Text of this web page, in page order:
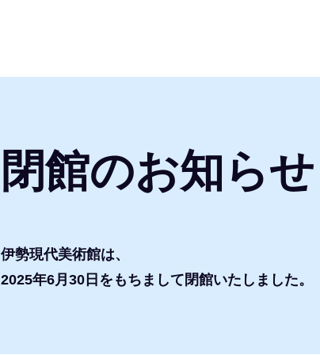
閉館のお知らせ
伊勢現代美術館は、
2025年6月30日をもちまして閉館いたしました。